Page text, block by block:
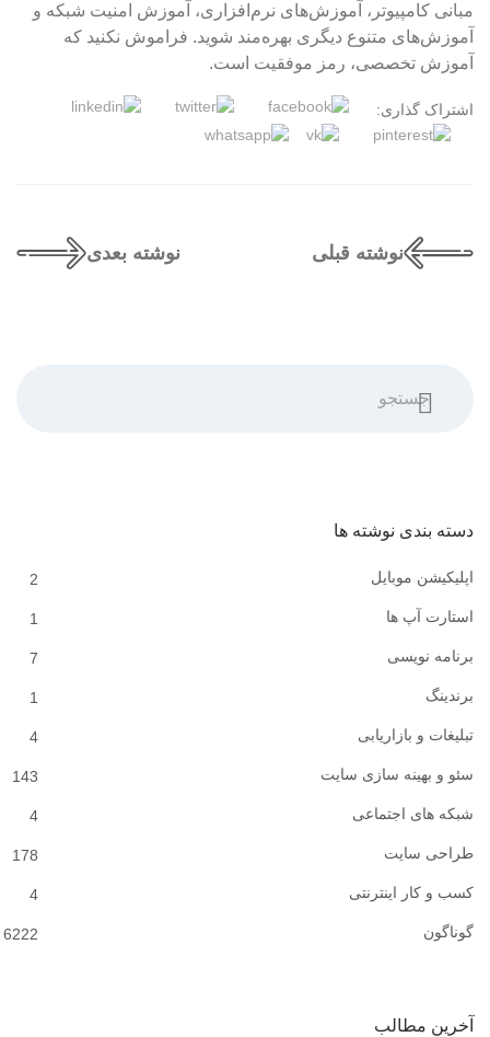
مبانی کامپیوتر، آموزش‌های نرم‌افزاری، آموزش امنیت شبکه و
آموزش‌های متنوع دیگری بهره‌مند شوید. فراموش نکنید که
آموزش تخصصی، رمز موفقیت است.
اشتراک گذاری:
نوشته قبلی نوشته بعدی
دسته بندی نوشته ها
2 اپلیکیشن موبایل
1 استارت آپ ها
7 برنامه نویسی
1 برندینگ
4 تبلیغات و بازاریابی
143 سئو و بهینه سازی سایت
4 شبکه های اجتماعی
178 طراحی سایت
4 کسب و کار اینترنتی
6222 گوناگون
آخرین مطالب